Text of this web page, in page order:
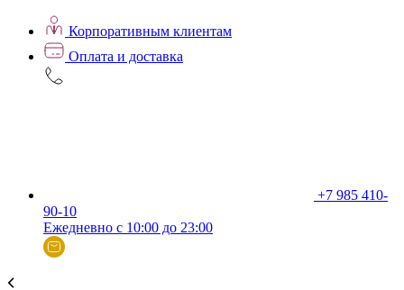
Корпоративным клиентам
Оплата и доставка
+7 985 410-
90-10
Ежедневно с 10:00 до 23:00